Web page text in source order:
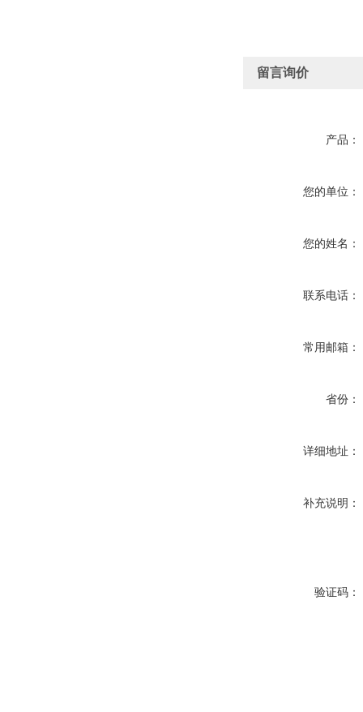
留言询价
产品：
您的单位：
您的姓名：
联系电话：
常用邮箱：
省份：
详细地址：
补充说明：
验证码：